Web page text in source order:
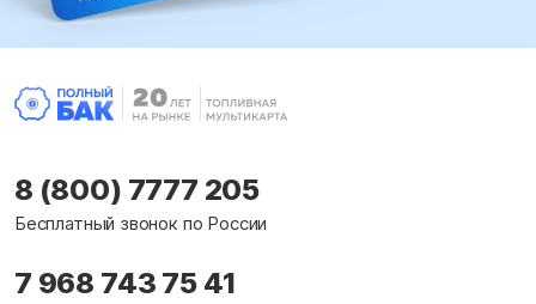
8 (800) 7777 205
Бесплатный звонок по России
7 968 743 75 41